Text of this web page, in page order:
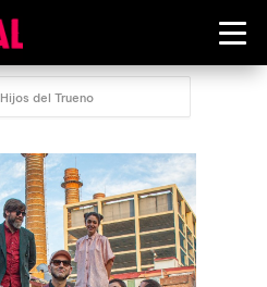
Hijos del Trueno